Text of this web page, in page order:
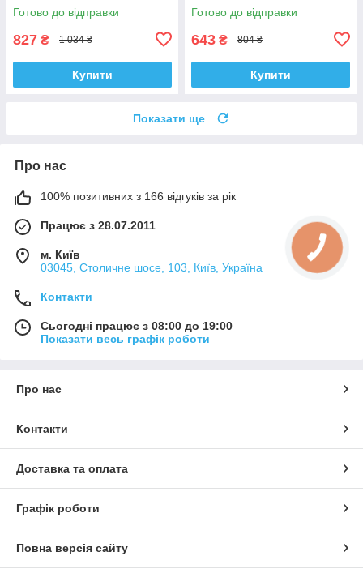
2902011AC. Аксусс Корея
Готово до відправки
827 ₴ 1 034 ₴
Купити
Корея
Готово до відправки
643 ₴ 804 ₴
Купити
Показати ще
Про нас
100% позитивних з 166 відгуків за рік
Працює з 28.07.2011
м. Київ
03045, Столичне шосе, 103, Київ, Україна
Контакти
Сьогодні працює з 08:00 до 19:00
Показати весь графік роботи
Про нас
Контакти
Доставка та оплата
Графік роботи
Повна версія сайту